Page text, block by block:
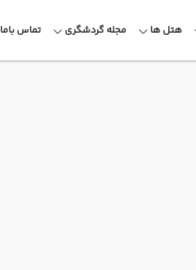
هتل ها مجله گردشگری تماس باما